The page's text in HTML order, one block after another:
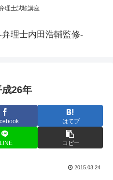
理士試験講座
理士内田浩輔監修-
26年
はてブ
LINE コピー
2015.03.24